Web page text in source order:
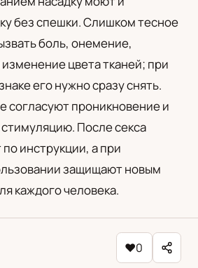
без спешки. Слишком тесное
боль, онемение,
цвета тканей; при
его нужно сразу снять.
согласуют проникновение и
После секса
инструкции, а при
защищают новым
каждого человека.
♥0